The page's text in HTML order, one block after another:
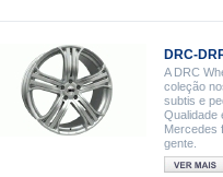
DRC-
A DRC
coleção
subtis e
Qualidade
Mercedes
gente.